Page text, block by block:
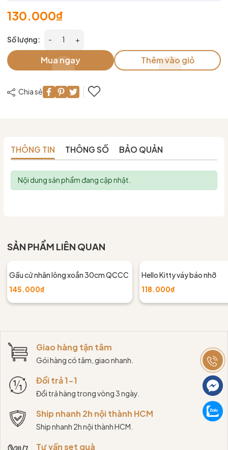
130.000₫
Số lượng: - +
Mua ngay Thêm vào giỏ
Chia sẻ
THÔNG TIN THÔNG SỐ BẢO QUẢN
Nội dung sản phẩm đang cập nhật.
SẢN PHẨM LIÊN QUAN
Gấu cử nhân lông xoắn 30cm QCCC
145.000₫
Hello Kitty váy báo nhỡ
118.000₫
Giao hàng tận tâm
Gói hàng có tâm, giao nhanh.
Đổi trả 1-1
Đổi trả hàng trong vòng 3 ngày.
Ship nhanh 2h nội thành HCM
Ship nhanh 2h nội thành HCM.
Tư vấn set quà